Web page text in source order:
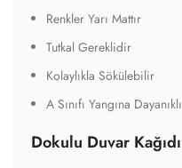
Renkler Yarı Mattır
Tutkal Gereklidir
Kolaylıkla Sökülebilir
A Sınıfı Yangına Dayanıklı
Dokulu Duvar Kağıdı